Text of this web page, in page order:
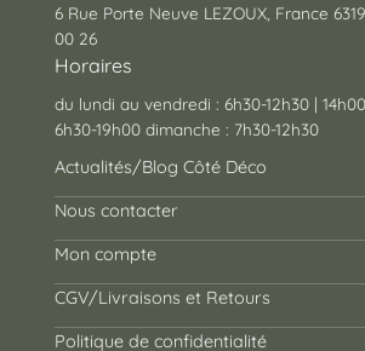
6 Rue Porte Neuve LEZOUX, France
00 26
Horaires
du lundi au vendredi : 6h30-12h30 |
6h30-19h00 dimanche : 7h30-12h30
Actualités/Blog Côté Déco
Nous contacter
Mon compte
CGV/Livraisons et Retours
Politique de confidentialité